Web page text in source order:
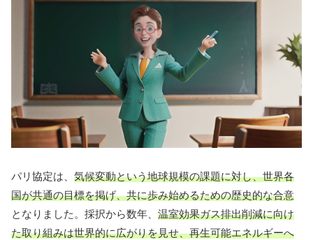
パリ協定は、 気候変動という地球規模の課題に対し、世界各
国が共通の目標を掲げ、共に歩み始めるための歴史的な合意
となりました。採択から数年、 温室効果ガス排出削減に向け
た取り組みは世界的に広がりを見せ、再生可能エネルギーへ